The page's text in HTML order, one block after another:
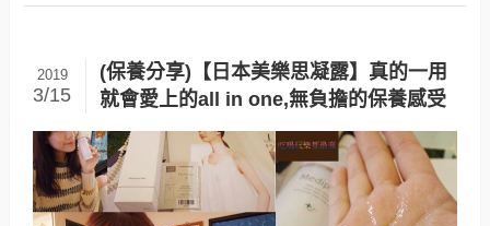
(保養分享)【日本美樂思凝露】真的一用
就會愛上的all in one,無負擔的保養感受
2019
3/15